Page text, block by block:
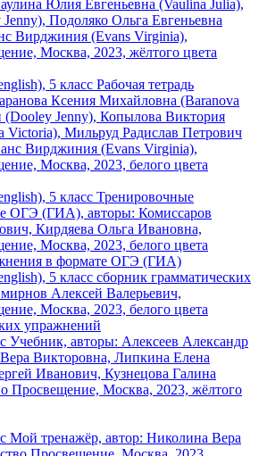
в формате ОГЭ (ГИА)
упражнений